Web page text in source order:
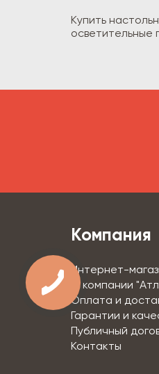
Купить
осветительные
Компания
Интернет-
О компании
Оплата и
Гарантии и
Публичный
Контакты